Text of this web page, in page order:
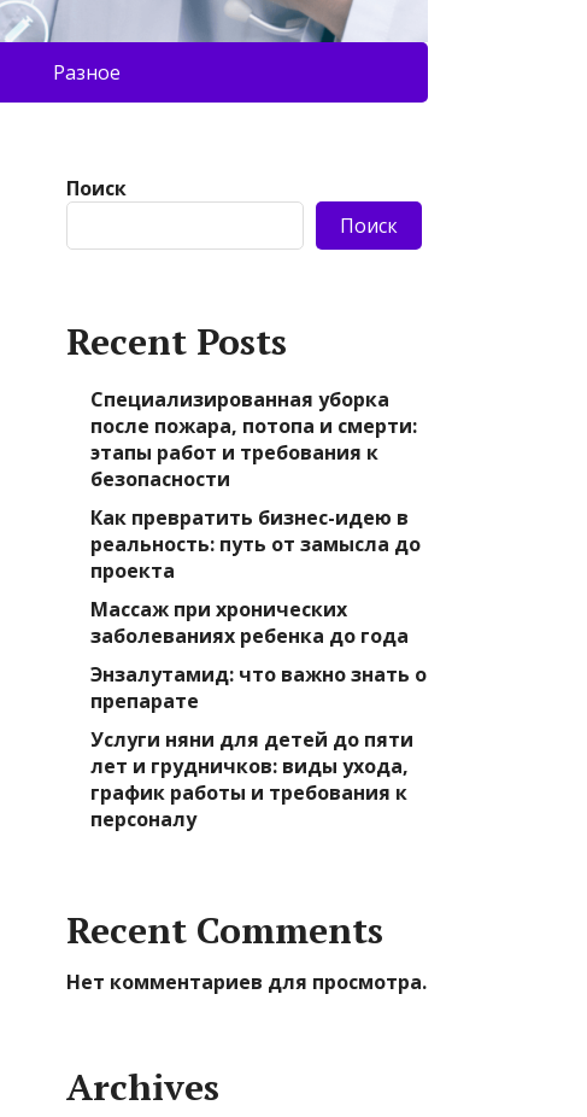
Разное
Поиск
Поиск
Recent Posts
Специализированная уборка
после пожара, потопа и смерти:
этапы работ и требования к
безопасности
Как превратить бизнес-идею в
реальность: путь от замысла до
проекта
Массаж при хронических
заболеваниях ребенка до года
Энзалутамид: что важно знать о
препарате
Услуги няни для детей до пяти
лет и грудничков: виды ухода,
график работы и требования к
персоналу
Recent Comments
Нет комментариев для просмотра.
Archives